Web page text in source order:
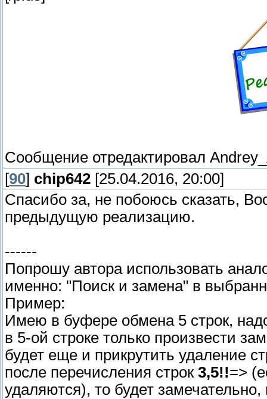
Сообщение отредактировал
[90] chip642 [25.04.2016, 20:00]
Спасибо за, не побоюсь сказать,
предыдущую реализацию.
------
Попрошу автора использовать
именно: "Поиск и замена" в
Пример:
Имею в буфере обмена 5 строк,
в 5-ой строке только произвести
будет еще и прикрутить удаление
после перечисления строк 3,5!!=>
удаляются), то будет